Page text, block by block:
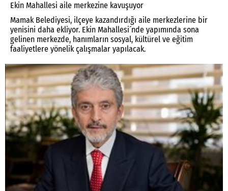
Ekin Mahallesi aile merkezine kavuşuyor
Mamak Belediyesi, ilçeye kazandırdığı aile merkezlerine bir
yenisini daha ekliyor. Ekin Mahallesi´nde yapımında sona
gelinen merkezde, hanımların sosyal, kültürel ve eğitim
faaliyetlere yönelik çalışmalar yapılacak.